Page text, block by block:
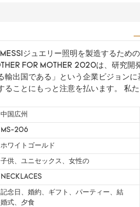
ジュエリー照明を製造するため
FOR MOTHER 2020は、研究
輸出国である」という企業ビジョ
ことにもっと注意を払います。 私
中国広州
MS-206
ホワイトゴールド
子供、ユニセックス、女性の
NECKLACES
記念日、婚約、ギフト、パーティー、結
婚式、夕食